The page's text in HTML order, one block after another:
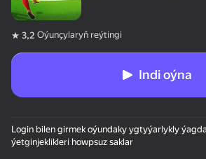
3,2 Oýunçylaryň reýtingi
Indi oýna
Login bilen girmek oýundaky ygtyýarlykly
ýetginjeklikleri howpsuz saklar